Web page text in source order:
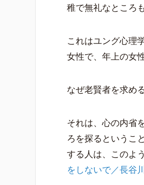
稚で無礼なところ
これはユング心理
女性で、年上の女
なぜ老賢者を求め
それは、心の内省
ろを探るというこ
する人は、このよ
をしないで／長谷